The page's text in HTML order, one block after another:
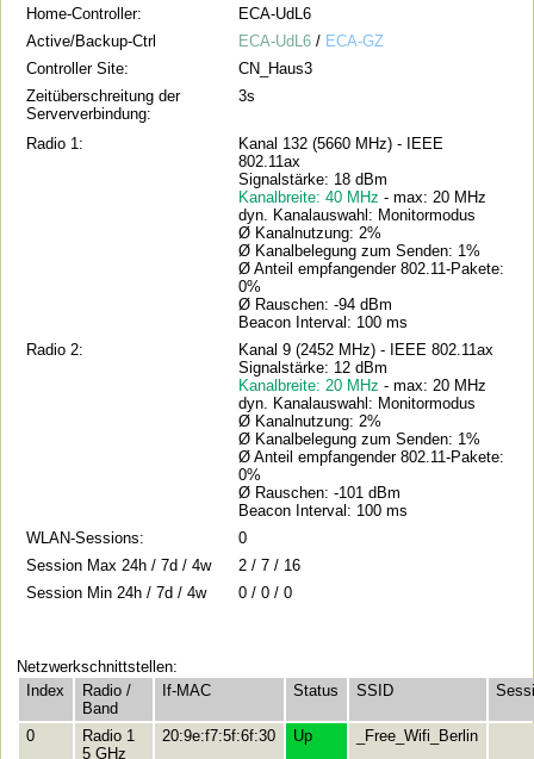
Home-Controller:
ECA-UdL6
Active/Backup-Ctrl
ECA-UdL6 / ECA-GZ
Controller Site:
CN_Haus3
Zeitüberschreitung der
Serververbindung:
3s
Radio 1:
Kanal 132 (5660 MHz) - IEEE
802.11ax
Signalstärke: 18 dBm
Kanalbreite: 40 MHz- max: 20 MHz
dyn. Kanalauswahl: Monitormodus
Ø Kanalnutzung: 2%
Ø Kanalbelegung zum Senden: 1%
Ø Anteil empfangender 802.11-Pakete:
0%
Ø Rauschen: -94 dBm
Beacon Interval: 100 ms
Radio 2:
Kanal 9 (2452 MHz) - IEEE 802.11ax
Signalstärke: 12 dBm
Kanalbreite: 20 MHz- max: 20 MHz
dyn. Kanalauswahl: Monitormodus
Ø Kanalnutzung: 2%
Ø Kanalbelegung zum Senden: 1%
Ø Anteil empfangender 802.11-Pakete:
0%
Ø Rauschen: -101 dBm
Beacon Interval: 100 ms
WLAN-Sessions:
0
Session Max 24h / 7d / 4w
2 / 7 / 16
Session Min 24h / 7d / 4w
0 / 0 / 0
Netzwerkschnittstellen:
Index
Radio /
Band
If-MAC Status SSID
0
Radio 1
5 GHz
20:9e:f7:5f:6f:30 Up _Free_Wifi_Berlin